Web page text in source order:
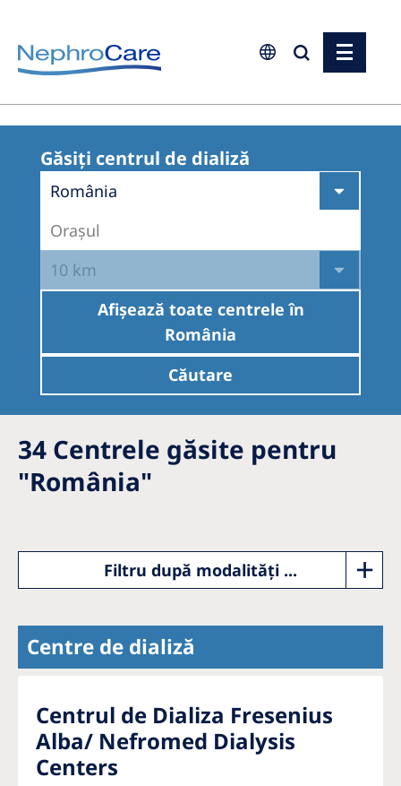
Europe
France
Israel
Italy
Netherlands
Poland
Romania
Russia
Serbia
Slovenia
Spain
Sweden
Switzerland
Asia Pacific
Asia Pacific
Găsiţi centrul de dializă
România
Orașul
10 km
Afișează toate centrele în
România
Căutare
34 Centrele găsite pentru
"România"
Filtru după modalități ...
Centre de dializă
Centrul de Dializa Fresenius
Alba/ Nefromed Dialysis
Centers